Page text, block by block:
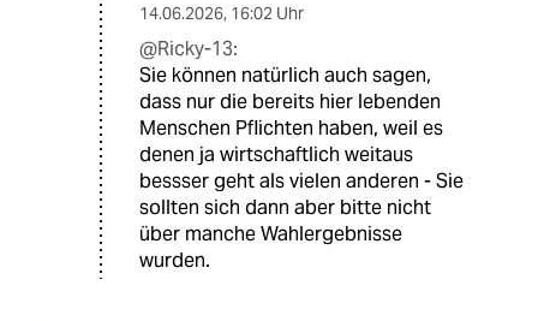
14.06.2026, 16:02 Uhr
@Ricky-13:
Sie können natürlich auch sagen,
dass nur die bereits hier lebenden
Menschen Pflichten haben, weil es
denen ja wirtschaftlich weitaus
bessser geht als vielen anderen - Sie
sollten sich dann aber bitte nicht
über manche Wahlergebnisse
wurden.